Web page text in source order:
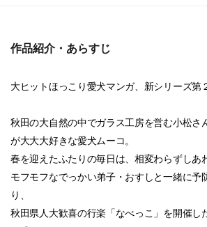
作品紹介・あらすじ
大ヒットほっこり愛犬マンガ、新シリーズ第
秋田の大自然の中でガラス工房を営む小松さ
が大大大好きな愛犬ムーコ。
春を迎えたふたりの毎日は、相変わらずしあ
モフモフなでっかい弟子・おすしと一緒に予
り、
秋田県人大歓喜の行楽「なべっこ」を開催し